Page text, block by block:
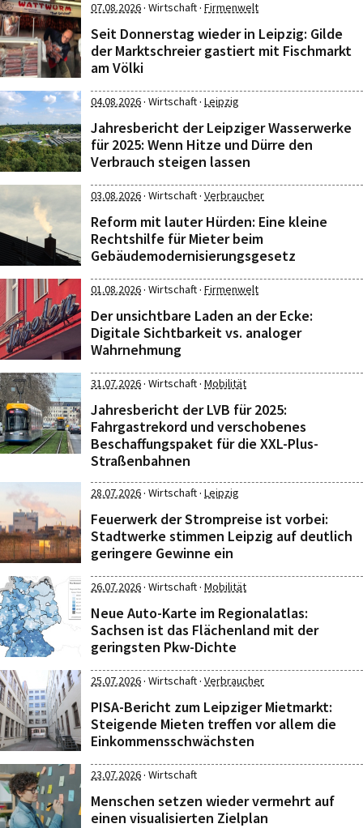
07.08.2026· Wirtschaft· Firmenwelt
Seit Donnerstag wieder in Leipzig: Gilde
der Marktschreier gastiert mit Fischmarkt
am Völki
04.08.2026· Wirtschaft· Leipzig
Jahresbericht der Leipziger Wasserwerke
für 2025: Wenn Hitze und Dürre den
Verbrauch steigen lassen
03.08.2026· Wirtschaft· Verbraucher
Reform mit lauter Hürden: Eine kleine
Rechtshilfe für Mieter beim
Gebäudemodernisierungsgesetz
01.08.2026· Wirtschaft· Firmenwelt
Der unsichtbare Laden an der Ecke:
Digitale Sichtbarkeit vs. analoger
Wahrnehmung
31.07.2026· Wirtschaft· Mobilität
Jahresbericht der LVB für 2025:
Fahrgastrekord und verschobenes
Beschaffungspaket für die XXL-Plus-
Straßenbahnen
28.07.2026· Wirtschaft· Leipzig
Feuerwerk der Strompreise ist vorbei:
Stadtwerke stimmen Leipzig auf deutlich
geringere Gewinne ein
26.07.2026· Wirtschaft· Mobilität
Neue Auto-Karte im Regionalatlas:
Sachsen ist das Flächenland mit der
geringsten Pkw-Dichte
25.07.2026· Wirtschaft· Verbraucher
PISA-Bericht zum Leipziger Mietmarkt:
Steigende Mieten treffen vor allem die
Einkommensschwächsten
23.07.2026· Wirtschaft
Menschen setzen wieder vermehrt auf
einen visualisierten Zielplan